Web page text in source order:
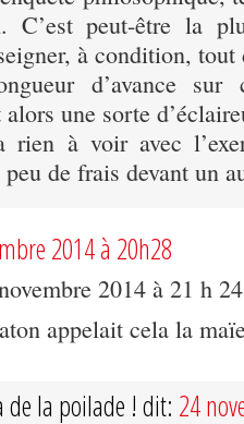
C’est peut-être la
à condition,
d’avance sur
alors une sorte
rien à voir avec
de frais devant un
2014 à 20h28
2014 à 21 h
appelait cela la
de la poilade ! dit: 24